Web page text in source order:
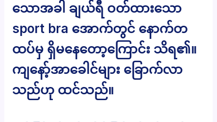
သောအခါ ချယ်ရီ ဝတ်ထားသော
sport bra အောက်တွင် နောက်တ
ထပ်မှ ရှိမနေတော့ကြောင်း သိရ၏။
ကျနော့်အာခေါင်များ ခြောက်လာ
သည်ဟု ထင်သည်။